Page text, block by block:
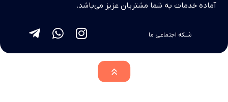
آماده خدمات به شما مشتریان عزیز می‌باشد.
شبکه اجتماعی ما